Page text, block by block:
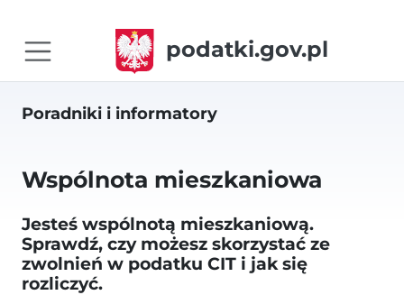
podatki.gov.pl
Poradniki i informatory
Wspólnota mieszkaniowa
Jesteś wspólnotą mieszkaniową.
Sprawdź, czy możesz skorzystać ze
zwolnień w podatku CIT i jak się
rozliczyć.